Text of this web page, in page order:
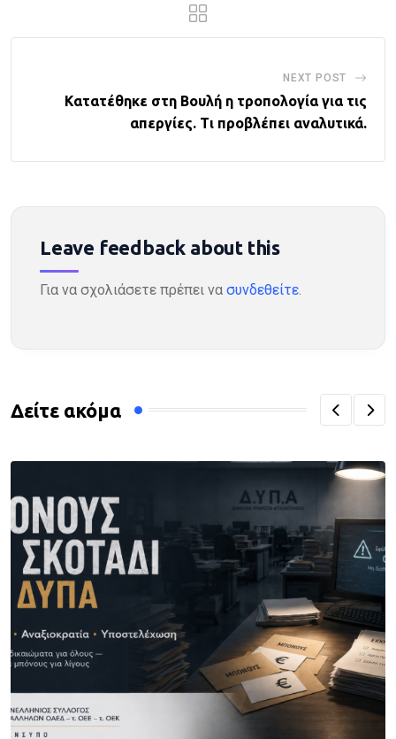
NEXT POST
Κατατέθηκε στη Βουλή η τροπολογία για τις
απεργίες. Τι προβλέπει αναλυτικά.
Leave feedback about this
Για να σχολιάσετε πρέπει να συνδεθείτε.
Δείτε ακόμα